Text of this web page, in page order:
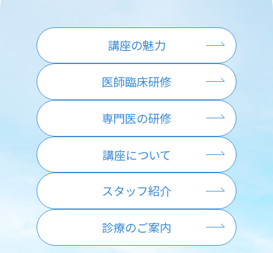
講座の魅力
医師臨床研修
専門医の研修
講座について
スタッフ紹介
診療のご案内